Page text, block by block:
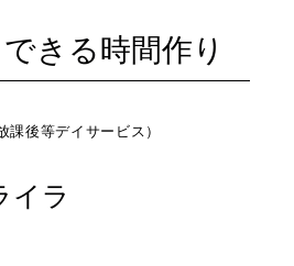
きる時間作り
課後等デイサービス）
イラ